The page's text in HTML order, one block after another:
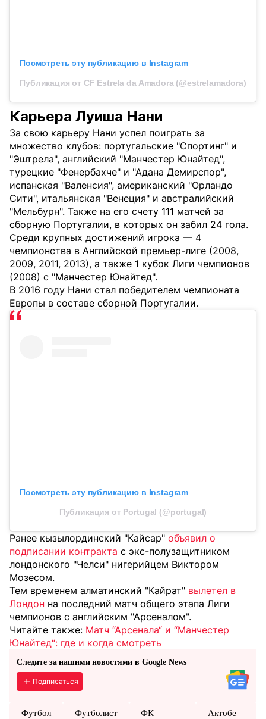
Посмотреть эту публикацию в Instagram
Публикация от CF Estrela da Amadora (@estrelamadora)
Карьера Луиша Нани
За свою карьеру Нани успел поиграть за
множество клубов: португальские "Спортинг" и
"Эштрела", английский "Манчестер Юнайтед",
турецкие "Фенербахче" и "Адана Демирспор",
испанская "Валенсия", американский "Орландо
Сити", итальянская "Венеция" и австралийский
"Мельбурн". Также на его счету 111 матчей за
сборную Португалии, в которых он забил 24 гола.
Среди крупных достижений игрока — 4
чемпионства в Английской премьер-лиге (2008,
2009, 2011, 2013), а также 1 кубок Лиги чемпионов
(2008) с "Манчестер Юнайтед".
В 2016 году Нани стал победителем чемпионата
Европы в составе сборной Португалии.
Посмотреть эту публикацию в Instagram
Публикация от Portugal (@portugal)
Ранее кызылординский "Кайсар" объявил о
подписании контракта с экс-полузащитником
лондонского "Челси" нигерийцем Виктором
Мозесом.
Тем временем алматинский "Кайрат" вылетел в
Лондон на последний матч общего этапа Лиги
чемпионов с английским "Арсеналом".
Читайте также: Матч “Арсенала“ и “Манчестер
Юнайтед“: где и когда смотреть
Следите за нашими новостями в Google News
Подписаться
Футбол Футболист
ФК
Актобе